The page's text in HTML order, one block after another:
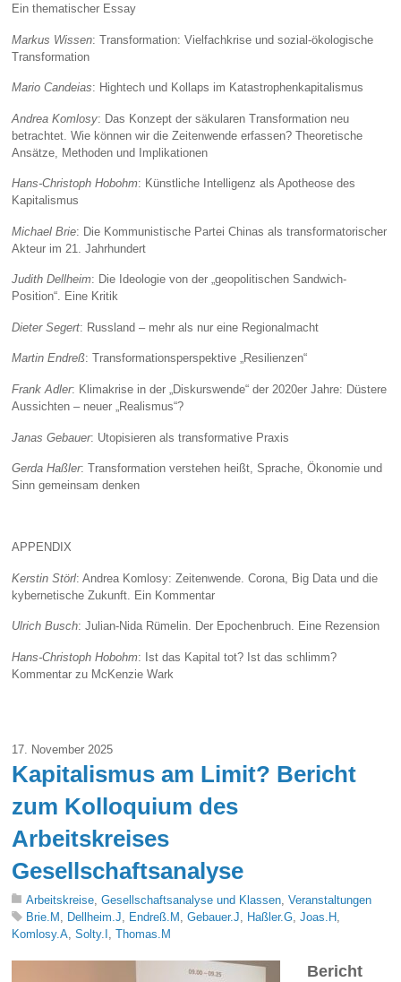
Ein thematischer Essay
Markus Wissen: Transformation: Vielfachkrise und sozial-ökologische
Transformation
Mario Candeias: Hightech und Kollaps im Katastrophenkapitalismus
Andrea Komlosy: Das Konzept der säkularen Transformation neu
betrachtet. Wie können wir die Zeitenwende erfassen? Theoretische
Ansätze, Methoden und Implikationen
Hans-Christoph Hobohm: Künstliche Intelligenz als Apotheose des
Kapitalismus
Michael Brie: Die Kommunistische Partei Chinas als transformatorischer
Akteur im 21. Jahrhundert
Judith Dellheim: Die Ideologie von der „geopolitischen Sandwich-
Position“. Eine Kritik
Dieter Segert: Russland – mehr als nur eine Regionalmacht
Martin Endreß: Transformationsperspektive „Resilienzen“
Frank Adler: Klimakrise in der „Diskurswende“ der 2020er Jahre: Düstere
Aussichten – neuer „Realismus“?
Janas Gebauer: Utopisieren als transformative Praxis
Gerda Haßler: Transformation verstehen heißt, Sprache, Ökonomie und
Sinn gemeinsam denken
APPENDIX
Kerstin Störl: Andrea Komlosy: Zeitenwende. Corona, Big Data und die
kybernetische Zukunft. Ein Kommentar
Ulrich Busch: Julian-Nida Rümelin. Der Epochenbruch. Eine Rezension
Hans-Christoph Hobohm: Ist das Kapital tot? Ist das schlimm?
Kommentar zu McKenzie Wark
17. November 2025
Kapitalismus am Limit? Bericht
zum Kolloquium des
Arbeitskreises
Gesellschaftsanalyse
Arbeitskreise,Gesellschaftsanalyse und Klassen,Veranstaltungen
Brie.M , Dellheim.J, Endreß.M ,Gebauer.J, Haßler.G,Joas.H ,
Komlosy.A,Solty.I ,Thomas.M
Bericht